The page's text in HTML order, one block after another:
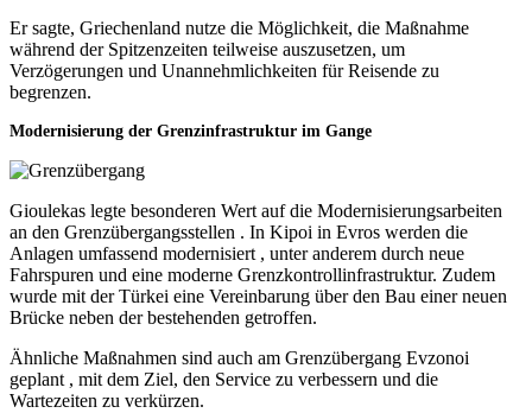
Er sagte, Griechenland nutze die Möglichkeit, die Maßnahme
während der Spitzenzeiten teilweise auszusetzen, um
Verzögerungen und Unannehmlichkeiten für Reisende zu
begrenzen.
Modernisierung der Grenzinfrastruktur im Gange
Gioulekas legte besonderen Wert auf die Modernisierungsarbeiten
an den Grenzübergangsstellen . In Kipoi in Evros werden die
Anlagen umfassend modernisiert , unter anderem durch neue
Fahrspuren und eine moderne Grenzkontrollinfrastruktur. Zudem
wurde mit der Türkei eine Vereinbarung über den Bau einer neuen
Brücke neben der bestehenden getroffen.
Ähnliche Maßnahmen sind auch am Grenzübergang Evzonoi
geplant , mit dem Ziel, den Service zu verbessern und die
Wartezeiten zu verkürzen.